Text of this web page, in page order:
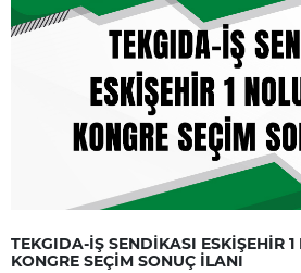
TEKGIDA-İŞ SENDİKASI ESKİŞEHİR 1
KONGRE SEÇİM SONUÇ İLANI